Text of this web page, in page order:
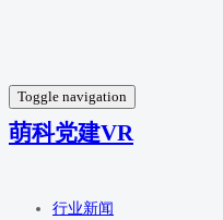
Toggle navigation
萌科党建VR
行业新闻